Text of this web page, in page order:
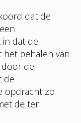
dat de
in dat de
behalen van
de
de
opdracht zo
de ter